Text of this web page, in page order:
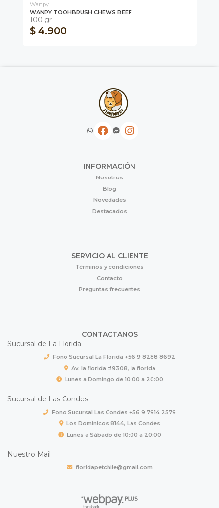
Wanpy
WANPY TOOHBRUSH CHEWS BEEF
100 gr
$ 4.900
INFORMACIÓN
Nosotros
Blog
Novedades
Destacados
SERVICIO AL CLIENTE
Términos y condiciones
Contacto
Preguntas frecuentes
CONTÁCTANOS
Sucursal de La Florida
Fono Sucursal La Florida +56 9 8288 8692
Av. la florida #9308, la florida
Lunes a Domingo de 10:00 a 20:00
Sucursal de Las Condes
Fono Sucursal Las Condes +56 9 7914 2579
Los Dominicos 8144, Las Condes
Lunes a Sábado de 10:00 a 20:00
Nuestro Mail
floridapetchile@gmail.com